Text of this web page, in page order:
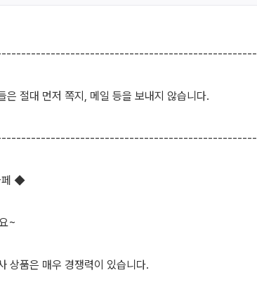
은 절대 먼저 쪽지, 메일 등을 보내지 않습니다.
페 ◆
~
상품은 매우 경쟁력이 있습니다.